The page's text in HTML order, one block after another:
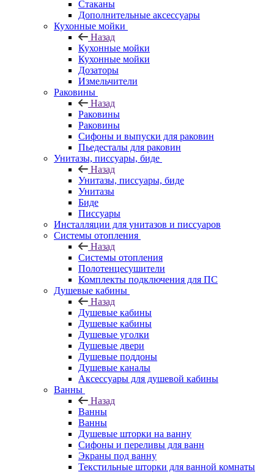
Стаканы
Дополнительные аксессуары
Кухонные мойки
Назад
Кухонные мойки
Кухонные мойки
Дозаторы
Измельчители
Раковины
Назад
Раковины
Раковины
Сифоны и выпуски для раковин
Пьедесталы для раковин
Унитазы, писсуары, биде
Назад
Унитазы, писсуары, биде
Унитазы
Биде
Писсуары
Инсталляции для унитазов и писсуаров
Системы отопления
Назад
Системы отопления
Полотенцесушители
Комплекты подключения для ПС
Душевые кабины
Назад
Душевые кабины
Душевые кабины
Душевые уголки
Душевые двери
Душевые поддоны
Душевые каналы
Аксессуары для душевой кабины
Ванны
Назад
Ванны
Ванны
Душевые шторки на ванну
Сифоны и переливы для ванн
Экраны под ванну
Текстильные шторки для ванной комнаты